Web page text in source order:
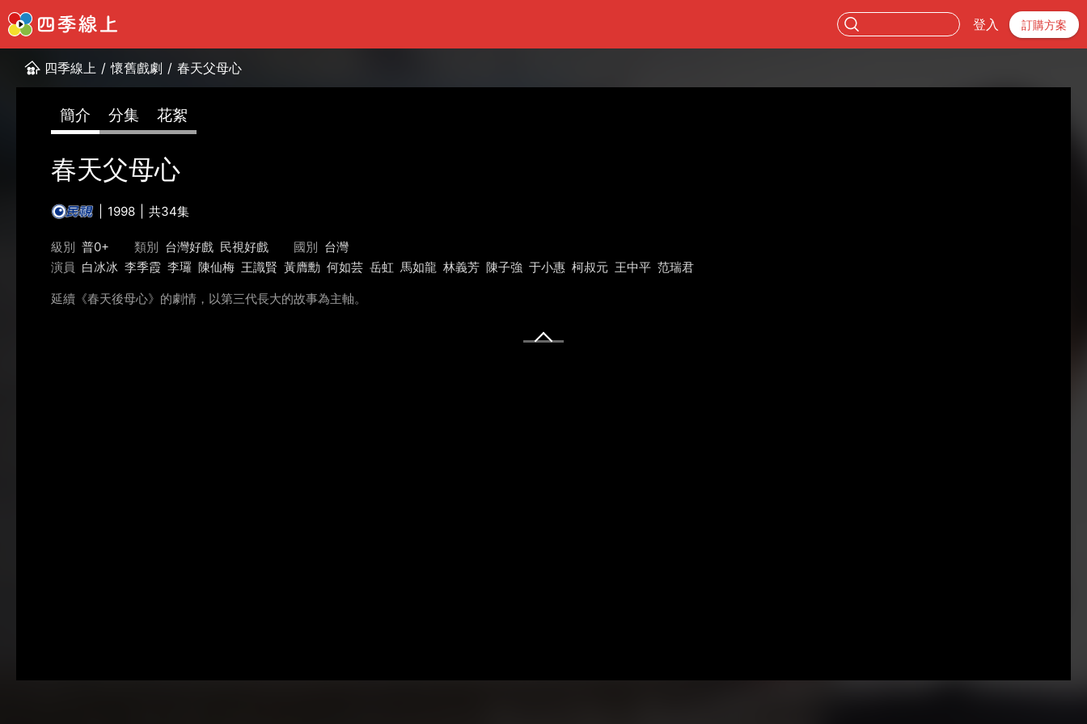
登入 訂購方案
四季線上 / 懷舊戲劇 / 春天父母心
簡介 分集 花絮
春天父母心
1998 共34集
級別 普0+ 類別 台灣好戲 民視好戲 國別 台灣
演員 白冰冰 李季霞 李㼈 陳仙梅 王識賢 黃膺勳 何如芸 岳虹 馬如龍 林義芳 陳子強 于小惠 柯叔元 王中平 范瑞君
延續《春天後母心》的劇情，以第三代長大的故事為主軸。